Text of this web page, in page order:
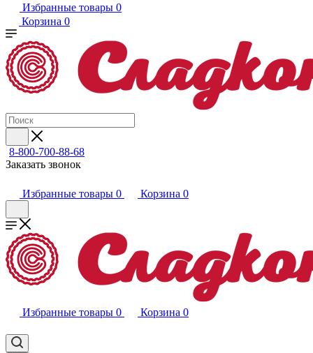
Избранные товары 0
Корзина 0
8-800-700-88-68
Заказать звонок
Избранные товары 0 Корзина 0
Избранные товары 0 Корзина 0